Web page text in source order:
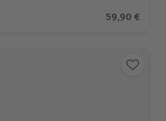
auf 5 BewertungenAktueller
59,90 €